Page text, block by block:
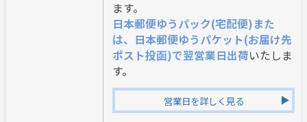
ます。
日本郵便ゆうパック(宅配便)また
は、日本郵便ゆうパケット(お届け先
ポスト投函)で翌営業日出荷いたしま
す。
営業日を詳しく見る